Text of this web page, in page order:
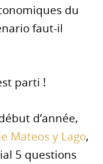
du
faut-il
parti !
d’année,
Mateos y Lago,
5 questions